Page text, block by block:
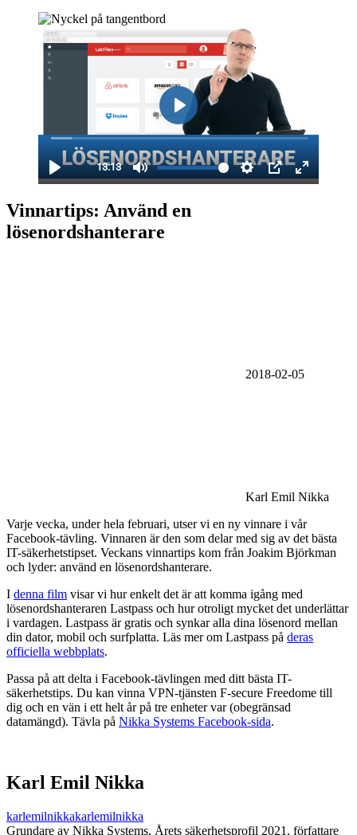
Vinnartips: Använd en
lösenordshanterare
2018-02-05
Karl Emil Nikka
Varje vecka, under hela februari, utser vi en ny vinnare i vår
Facebook-tävling. Vinnaren är den som delar med sig av det bästa
IT-säkerhetstipset. Veckans vinnartips kom från Joakim Björkman
och lyder: använd en lösenordshanterare.
I denna film visar vi hur enkelt det är att komma igång med
lösenordshanteraren Lastpass och hur otroligt mycket det underlättar
i vardagen. Lastpass är gratis och synkar alla dina lösenord mellan
din dator, mobil och surfplatta. Läs mer om Lastpass på deras
officiella webbplats.
Passa på att delta i Facebook-tävlingen med ditt bästa IT-
säkerhetstips. Du kan vinna VPN-tjänsten F-secure Freedome till
dig och en vän i ett helt år på tre enheter var (obegränsad
datamängd). Tävla på Nikka Systems Facebook-sida.
Karl Emil Nikka
karlemilnikkakarlemilnikka
Grundare av Nikka Systems, Årets säkerhetsprofil 2021, författare